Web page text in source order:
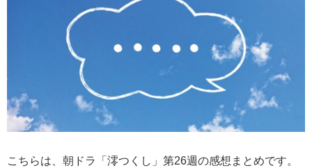
こちらは、朝ドラ「澪つくし」第26週の感想まとめです。